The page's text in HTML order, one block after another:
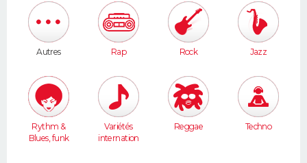
Autres Rap Rock Jazz
Rythm &
Blues, funk
Variétés
internation
Reggae Techno